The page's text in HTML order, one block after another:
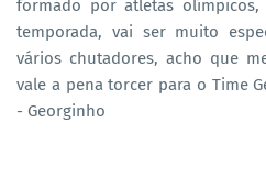
formado por atletas
temporada, vai ser muito
vários chutadores, acho que
vale a pena torcer para o Time
- Georginho